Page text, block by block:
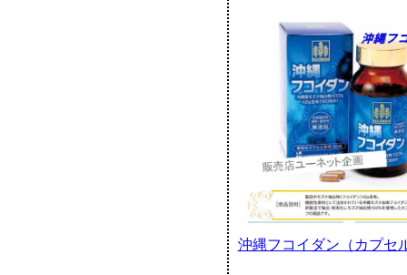
沖縄フコイダン（カプセ